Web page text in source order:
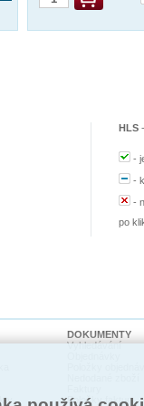
HLS -
-
-
-
po
DOKUMENTY
Vyhledávání
Položky faktur